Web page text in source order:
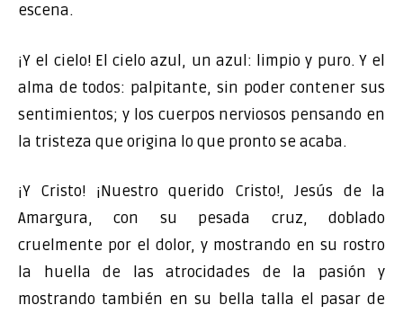
escena.
¡Y el cielo! El cielo azul, un azul: limpio y puro. Y el
alma de todos: palpitante, sin poder contener sus
sentimientos; y los cuerpos nerviosos pensando en
la tristeza que origina lo que pronto se acaba.
¡Y Cristo! ¡Nuestro querido Cristo!, Jesús de la
Amargura, con su pesada cruz, doblado
cruelmente por el dolor, y mostrando en su rostro
la huella de las atrocidades de la pasión y
mostrando también en su bella talla el pasar de